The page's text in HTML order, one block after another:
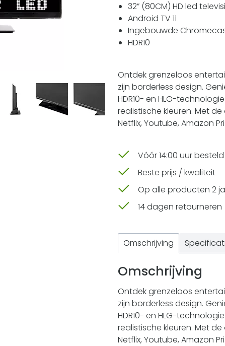
32” (80CM) HD led
Android TV 11
Ingebouwde
HDR10
Ontdek grenzeloos
zijn borderless design.
HDR10- en HLG-
realistische kleuren. Met
Netflix, Youtube, Amazon
Vóór 14:00 uur
Beste prijs / kwaliteit
Op alle producten 2
14 dagen retourneren
Omschrijving
Omschrijving
Ontdek grenzeloos
zijn borderless design.
HDR10- en HLG-
realistische kleuren. Met
Netflix, Youtube, Amazon